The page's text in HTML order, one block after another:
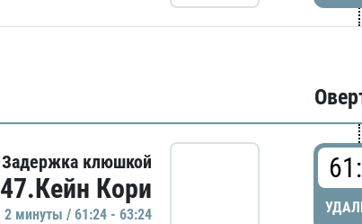
Задержка клюшкой
47.Кейн Кори
2 минуты / 61:24 - 63:24